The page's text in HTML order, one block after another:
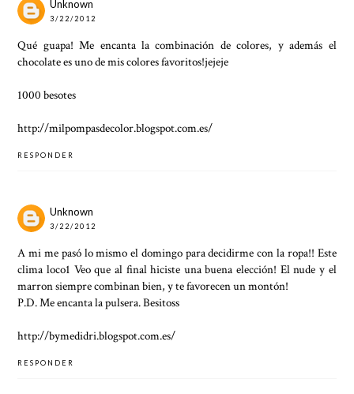
Unknown
3/22/2012
Qué guapa! Me encanta la combinación de colores, y además el
chocolate es uno de mis colores favoritos!jejeje
1000 besotes
http://milpompasdecolor.blogspot.com.es/
RESPONDER
Unknown
3/22/2012
A mi me pasó lo mismo el domingo para decidirme con la ropa!! Este
clima loco1 Veo que al final hiciste una buena elección! El nude y el
marron siempre combinan bien, y te favorecen un montón!
P.D. Me encanta la pulsera. Besitoss
http://bymedidri.blogspot.com.es/
RESPONDER